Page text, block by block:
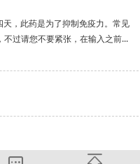
，此药是为了抑制免疫力。常见
过请您不要紧张，在输入之前...